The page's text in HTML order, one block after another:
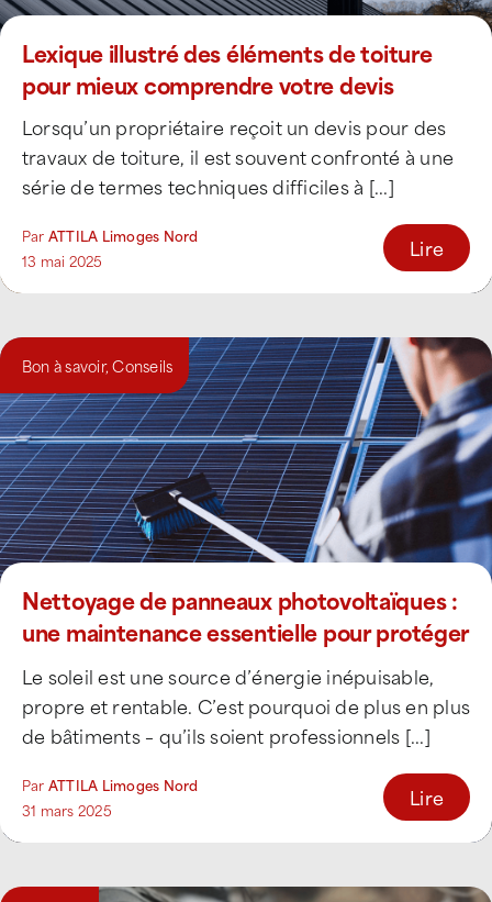
Lexique illustré des éléments de toiture
pour mieux comprendre votre devis
Lorsqu’un propriétaire reçoit un devis pour des
travaux de toiture, il est souvent confronté à une
série de termes techniques difficiles à [...]
Par ATTILA Limoges Nord
13 mai 2025
Lire
Bon à savoir,Conseils
Nettoyage de panneaux photovoltaïques :
une maintenance essentielle pour protéger
votre capital-toit
Le soleil est une source d’énergie inépuisable,
propre et rentable. C’est pourquoi de plus en plus
de bâtiments – qu’ils soient professionnels [...]
Par ATTILA Limoges Nord
31 mars 2025
Lire